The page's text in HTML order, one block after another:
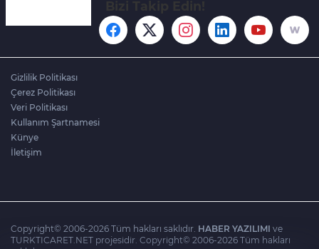
Gizlilik Politikası
Çerez Politikası
Veri Politikası
Kullanım Şartnamesi
Künye
İletişim
Copyright© 2006-2026 Tüm hakları saklıdır. HABER YAZILIMI ve
TURKTICARET.NET projesidir. Copyright© 2006-2026 Tüm hakları